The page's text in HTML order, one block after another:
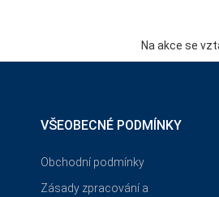
Na akce se
VŠEOBECNÉ PODMÍNKY
Obchodní podmínky
Zásady zpracování a